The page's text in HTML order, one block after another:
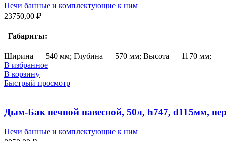
Печи банные и комплектующие к ним
23750,00 ₽
Габариты:
Ширина — 540 мм; Глубина — 570 мм; Высота — 1170 мм;
В избранное
В корзину
Быстрый просмотр
Дым-Бак печной навесной, 50л, h747, d115мм,
Печи банные и комплектующие к ним